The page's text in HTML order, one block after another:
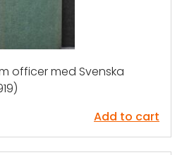
officer med Svenska
Add to cart